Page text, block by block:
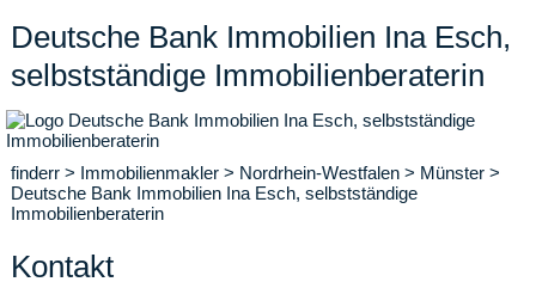
Deutsche Bank Immobilien Ina Esch,
selbstständige Immobilienberaterin
finderr > Immobilienmakler > Nordrhein-Westfalen > Münster >
Deutsche Bank Immobilien Ina Esch, selbstständige
Immobilienberaterin
Kontakt